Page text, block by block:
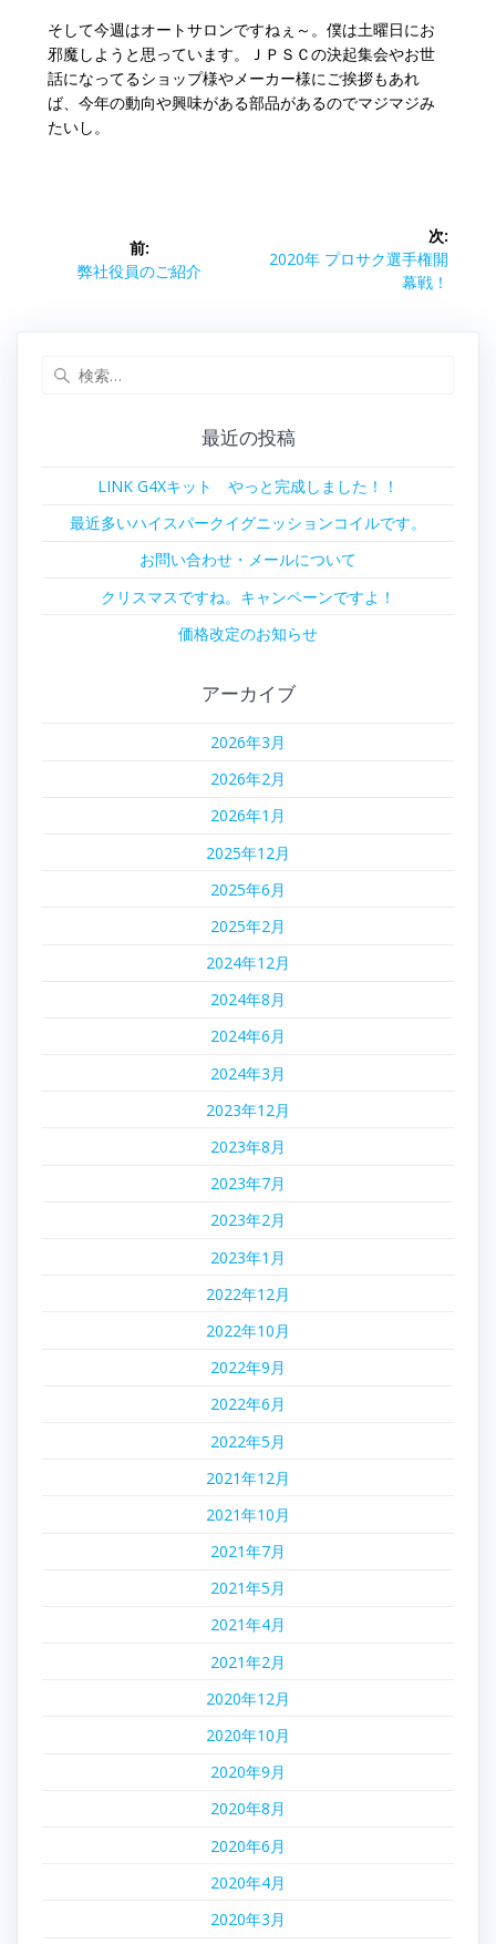
そして今週はオートサロンですねぇ～。僕は土曜日にお
邪魔しようと思っています。ＪＰＳＣの決起集会やお世
話になってるショップ様やメーカー様にご挨拶もあれ
ば、今年の動向や興味がある部品があるのでマジマジみ
たいし。
ビ
前:
前
弊社役員のご紹介
次:
次
2020年 プロサク選手権開
幕戦！
最近の投稿
LINK G4Xキット やっと完成しました！！
最近多いハイスパークイグニッションコイルです。
お問い合わせ・メールについて
クリスマスですね。キャンペーンですよ！
価格改定のお知らせ
アーカイブ
2026年3月
2026年2月
2026年1月
2025年12月
2025年6月
2025年2月
2024年12月
2024年8月
2024年6月
2024年3月
2023年12月
2023年8月
2023年7月
2023年2月
2023年1月
2022年12月
2022年10月
2022年9月
2022年6月
2022年5月
2021年12月
2021年10月
2021年7月
2021年5月
2021年4月
2021年2月
2020年12月
2020年10月
2020年9月
2020年8月
2020年6月
2020年4月
2020年3月